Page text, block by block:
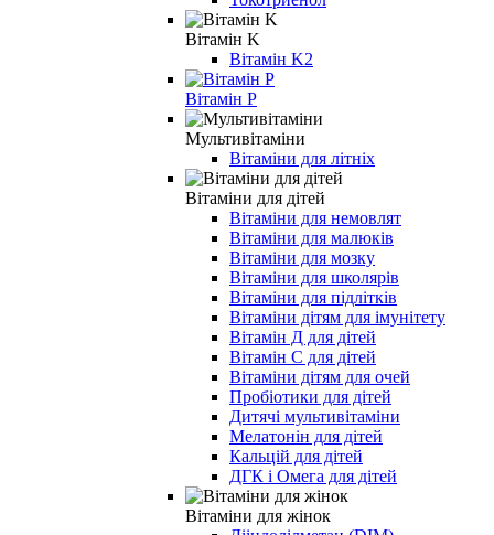
Вітамін K
Вітамін K2
Вітамін Р
Мультивітаміни
Вітаміни для літніх
Вітаміни для дітей
Вітаміни для немовлят
Вітаміни для малюків
Вітаміни для мозку
Вітаміни для школярів
Вітаміни для підлітків
Вітаміни дітям для імунітету
Вітамін Д для дітей
Вітамін С для дітей
Вітаміни дітям для очей
Пробіотики для дітей
Дитячі мультивітаміни
Мелатонін для дітей
Кальцій для дітей
ДГК і Омега для дітей
Вітаміни для жінок